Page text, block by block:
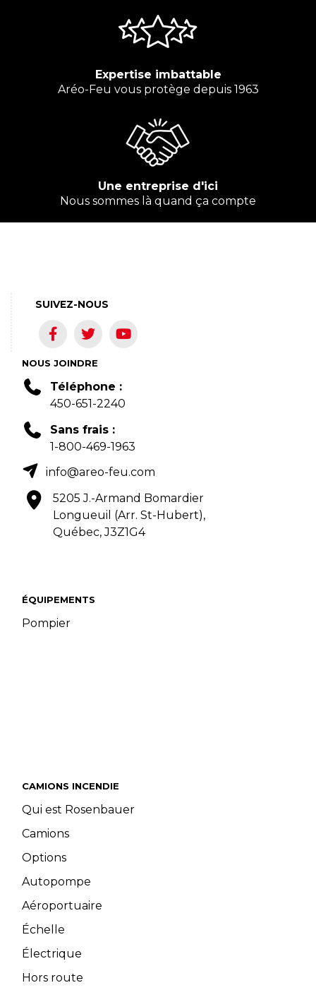
Expertise imbattable
Aréo-Feu vous protège depuis 1963
Une entreprise d'ici
Nous sommes là quand ça compte
ÉQUIPEMENTS
Pompier
CAMIONS INCENDIE
Qui est Rosenbauer
Camions
Options
Autopompe
Aéroportuaire
Échelle
Électrique
Hors route
NOUS JOINDRE
Téléphone :
450-651-2240
Sans frais :
1-800-469-1963
info@areo-feu.com
5205 J.-Armand Bomardier
Longueuil (Arr. St-Hubert),
Québec, J3Z1G4
SUIVEZ-NOUS